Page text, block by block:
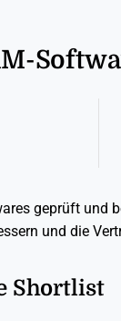
geprüft und
und die
Shortlist